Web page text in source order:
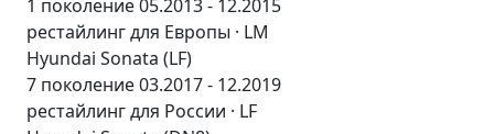
1 поколение 05.2013 - 12.2015
рестайлинг для Европы · LM
Hyundai Sonata (LF)
7 поколение 03.2017 - 12.2019
рестайлинг для России · LF